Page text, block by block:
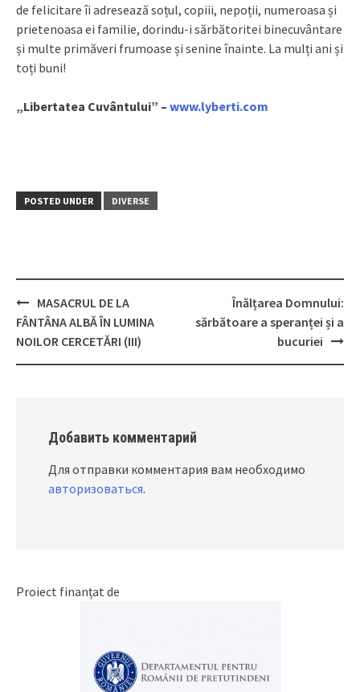
de felicitare îi adresează soțul, copiii, nepoții, numeroasa și
prietenoasa ei familie, dorindu-i sărbătoritei binecuvântare
și multe primăveri frumoase și senine înainte. La mulți ani și
toți buni!
„Libertatea Cuvântului” – www.lyberti.com
POSTED UNDER DIVERSE
Post
navigation
MASACRUL DE LA
FÂNTÂNA ALBĂ ÎN LUMINA
NOILOR CERCETĂRI (III)
Înălțarea Domnului:
sărbătoare a speranței și a
bucuriei
Добавить комментарий
Для отправки комментария вам необходимо
авторизоваться.
Proiect finanțat de